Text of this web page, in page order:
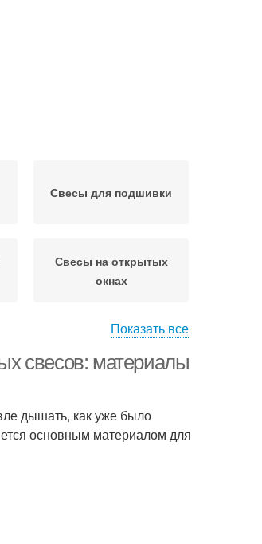
Свесы для подшивки
Свесы на открытых
окнах
Показать все
свесов: материалы
дышать, как уже было
основным материалом для